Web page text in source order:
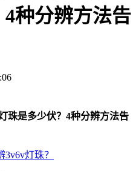
种分辨方法告
珠是多少伏？4种分辨方法告
3v6v灯珠？